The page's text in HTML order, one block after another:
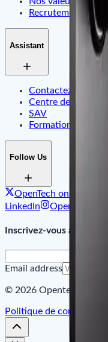
Recrutement
Assistant
Contactez-nous
Centre de Support
SAV
Formation
Follow Us
OpenTech on X
LinkedIn
OpenTech on
Inscrivez-vous à notre
Email address
© 2026 Opentech. Tous
Politique de